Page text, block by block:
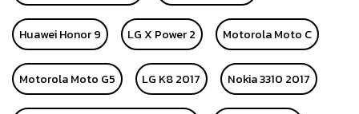
Huawei Honor 9 LG X Power 2 Motorola Moto C
Motorola Moto G5 LG K8 2017 Nokia 3310 2017